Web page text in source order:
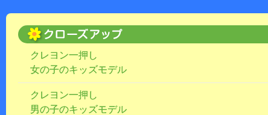
クレヨン一押し
女の子のキッズモデル
クレヨン一押し
男の子のキッズモデル